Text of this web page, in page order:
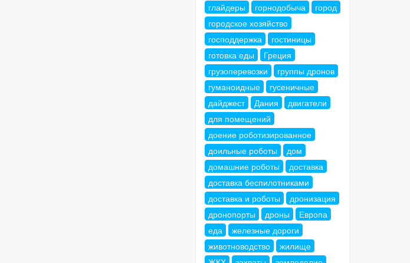
глайдеры
горнодобыча
город
городское хозяйство
господдержка
гостиницы
готовка еды
Греция
грузоперевозки
группы дронов
гуманоидные
гусеничные
дайджест
Дания
двигатели
для помещений
доение роботизированное
доильные роботы
дом
домашние роботы
доставка
доставка беспилотниками
доставка и роботы
дронизация
дронопорты
дроны
Европа
еда
железные дороги
животноводство
жилище